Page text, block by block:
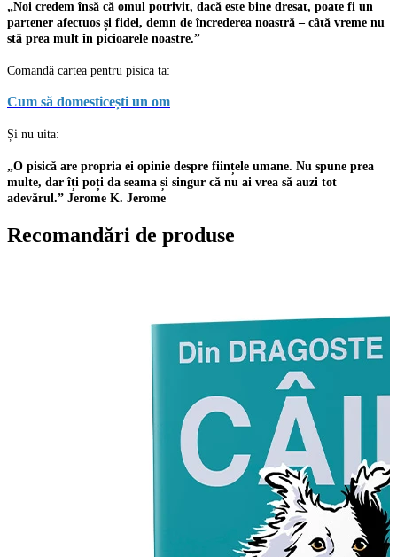
„Noi credem însă că omul potrivit, dacă este bine dresat, poate fi un
partener afectuos și fidel, demn de încrederea noastră – câtă vreme nu
stă prea mult în picioarele noastre.”
Comandă cartea pentru pisica ta:
Cum să domesticești un om
Și nu uita:
„O pisică are propria ei opinie despre ființele umane. Nu spune prea
multe, dar îți poți da seama și singur că nu ai vrea să auzi tot
adevărul.” Jerome K. Jerome
Recomandări de produse